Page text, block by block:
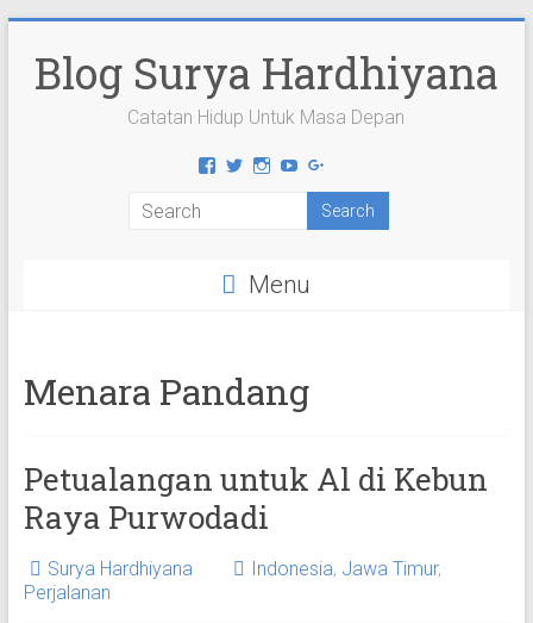
content
Blog Surya Hardhiyana
Catatan Hidup Untuk Masa Depan
ViewViewViewView
profileprofile
on
Menu
Menara Pandang
Petualangan untuk Al di Kebun
Raya Purwodadi
Surya Hardhiyana Indonesia, Jawa Timur,
Perjalanan